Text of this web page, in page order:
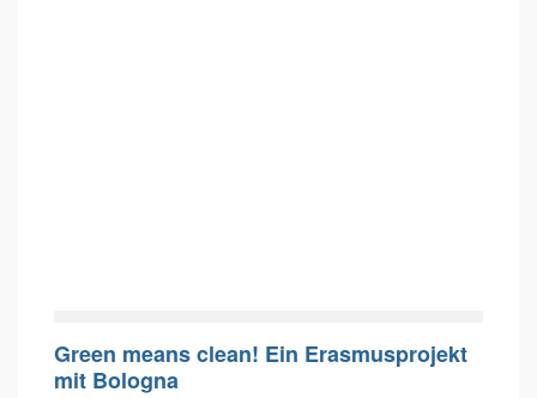
Green means clean! Ein Erasmusprojekt
mit Bologna